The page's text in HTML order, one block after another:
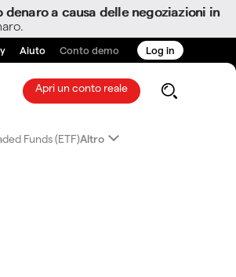
a causa delle negoziazioni in
Aiuto Conto demo Log in
Apri un conto reale
Funds (ETF)Altro